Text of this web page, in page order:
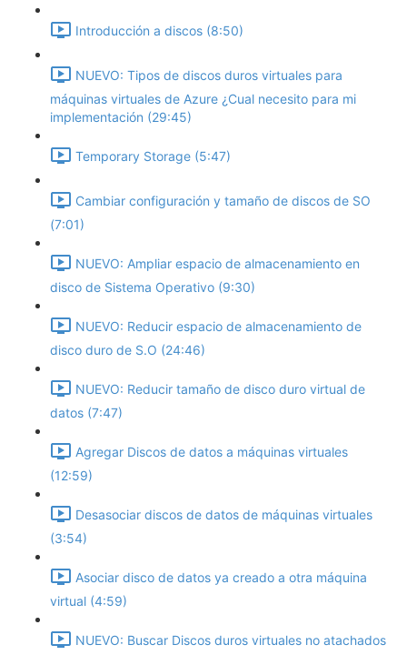
Introducción a discos (8:50)
NUEVO: Tipos de discos duros virtuales para
máquinas virtuales de Azure ¿Cual necesito para mi
implementación (29:45)
Temporary Storage (5:47)
Cambiar configuración y tamaño de discos de SO
(7:01)
NUEVO: Ampliar espacio de almacenamiento en
disco de Sistema Operativo (9:30)
NUEVO: Reducir espacio de almacenamiento de
disco duro de S.O (24:46)
NUEVO: Reducir tamaño de disco duro virtual de
datos (7:47)
Agregar Discos de datos a máquinas virtuales
(12:59)
Desasociar discos de datos de máquinas virtuales
(3:54)
Asociar disco de datos ya creado a otra máquina
virtual (4:59)
NUEVO: Buscar Discos duros virtuales no atachados